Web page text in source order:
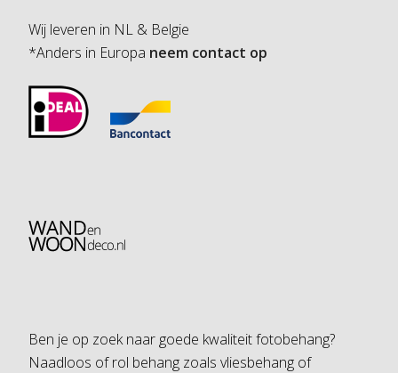
Wij leveren in NL & Belgie
*Anders in Europa neem contact op
Ben je op zoek naar goede kwaliteit fotobehang?
Naadloos of rol behang zoals vliesbehang of